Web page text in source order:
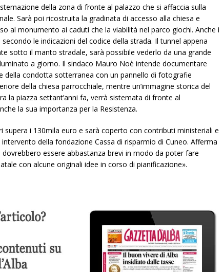
della zona di fronte al palazzo che si affaccia sulla
Sarà poi ricostruita la gradinata di accesso alla chiesa e
al monumento ai caduti che la viabilità nel parco giochi. Anche i
le indicazioni del codice della strada. Il tunnel appena
sotto il manto stradale, sarà possibile vederlo da una grande
a giorno. Il sindaco Mauro Noè intende documentare
della condotta sotterranea con un pannello di fotografie
della chiesa parrocchiale, mentre un’immagine storica del
la piazza settant’anni fa, verrà sistemata di fronte al
la sua importanza per la Resistenza.
supera i 130mila euro e sarà coperto con contributi ministeriali e
della fondazione Cassa di risparmio di Cuneo. Afferma
essere abbastanza brevi in modo da poter fare
con alcune originali idee in corso di pianificazione».